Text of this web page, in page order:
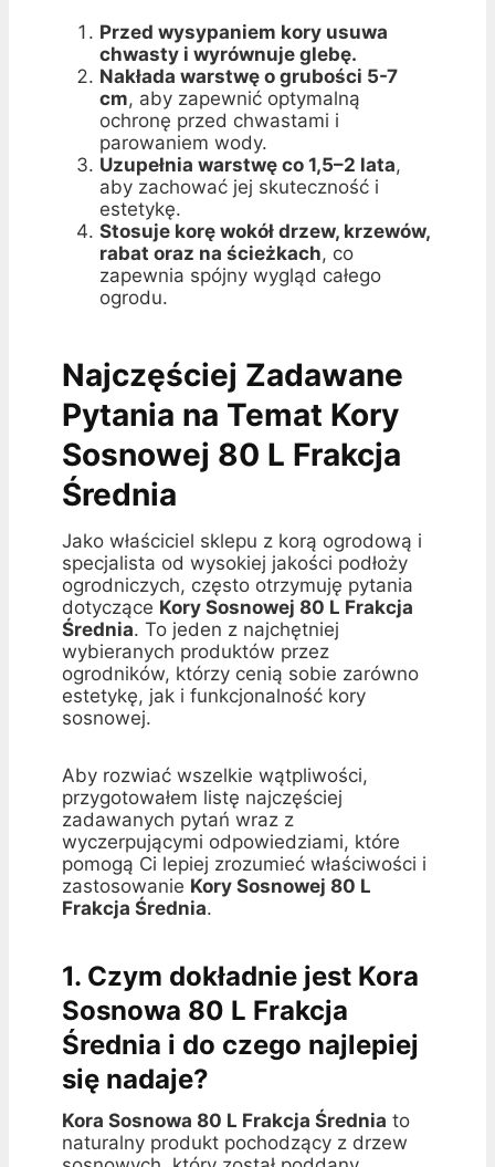
Przed wysypaniem kory usuwa
chwasty i wyrównuje glebę.
Nakłada warstwę o grubości 5-7
cm, aby zapewnić optymalną
ochronę przed chwastami i
parowaniem wody.
Uzupełnia warstwę co 1,5–2 lata,
aby zachować jej skuteczność i
estetykę.
Stosuje korę wokół drzew, krzewów,
rabat oraz na ścieżkach, co
zapewnia spójny wygląd całego
ogrodu.
Najczęściej Zadawane
Pytania na Temat Kory
Sosnowej 80 L Frakcja
Średnia
Jako właściciel sklepu z korą ogrodową i
specjalista od wysokiej jakości podłoży
ogrodniczych, często otrzymuję pytania
dotyczące Kory Sosnowej 80 L Frakcja
Średnia. To jeden z najchętniej
wybieranych produktów przez
ogrodników, którzy cenią sobie zarówno
estetykę, jak i funkcjonalność kory
sosnowej.
Aby rozwiać wszelkie wątpliwości,
przygotowałem listę najczęściej
zadawanych pytań wraz z
wyczerpującymi odpowiedziami, które
pomogą Ci lepiej zrozumieć właściwości i
zastosowanie Kory Sosnowej 80 L
Frakcja Średnia.
1. Czym dokładnie jest Kora
Sosnowa 80 L Frakcja
Średnia i do czego najlepiej
się nadaje?
Kora Sosnowa 80 L Frakcja Średnia to
naturalny produkt pochodzący z drzew